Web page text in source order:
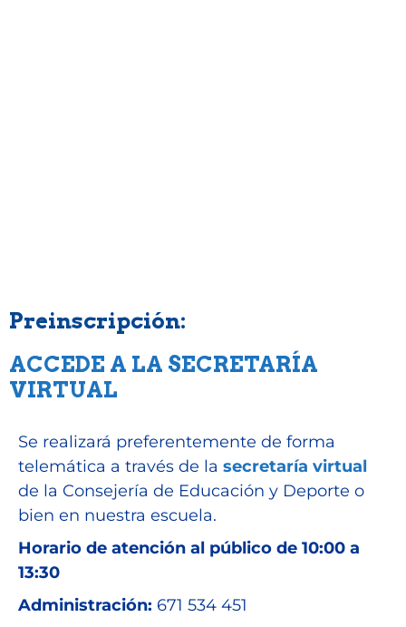
Preinscripción:
ACCEDE A LA SECRETARÍA
VIRTUAL
Se realizará preferentemente de forma
telemática a través de la secretaría virtual
de la Consejería de Educación y Deporte o
bien en nuestra escuela.
Horario de atención al público de 10:00 a
13:30
Administración: 671 534 451